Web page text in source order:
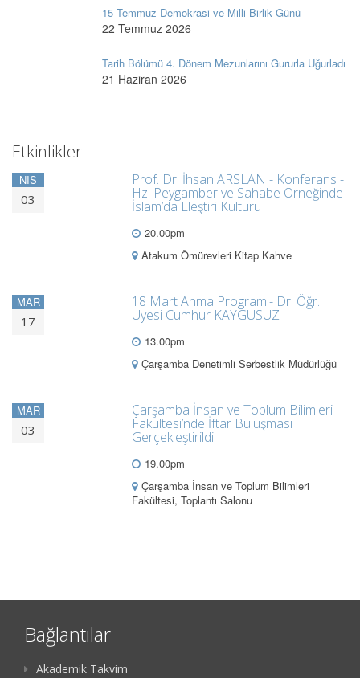
15 Temmuz Demokrasi ve Milli Birlik Günü
22 Temmuz 2026
Tarih Bölümü 4. Dönem Mezunlarını Gururla Uğurladı
21 Haziran 2026
Etkinlikler
NIS
03
Prof. Dr. İhsan ARSLAN - Konferans -
Hz. Peygamber ve Sahabe Örneğinde
İslam’da Eleştiri Kültürü
20.00pm
Atakum Ömürevleri Kitap Kahve
MAR
17
18 Mart Anma Programı- Dr. Öğr.
Üyesi Cumhur KAYGUSUZ
13.00pm
Çarşamba Denetimli Serbestlik Müdürlüğü
MAR
03
Çarşamba İnsan ve Toplum Bilimleri
Fakültesi’nde İftar Buluşması
Gerçekleştirildi
19.00pm
Çarşamba İnsan ve Toplum Bilimleri
Fakültesi, Toplantı Salonu
Bağlantılar
Akademik Takvim